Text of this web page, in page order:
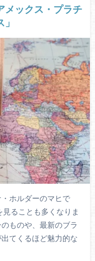
メックス・プラチ
ホルダーのマヒで
ることも多くなりま
ものや、最新のブラ
てくるほど魅力的な